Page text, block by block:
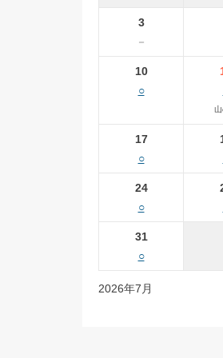
3
－
10
○
17
○
24
○
31
○
2026年7月